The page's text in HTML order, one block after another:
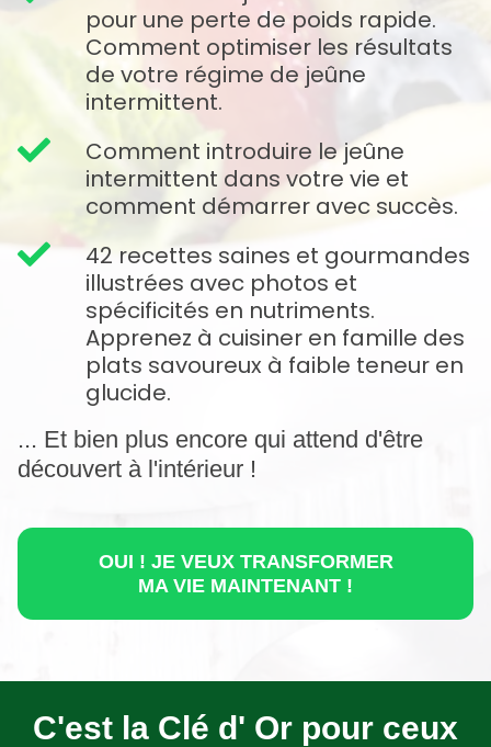
pour une perte de poids rapide.
Comment optimiser les résultats
de votre régime de jeûne
intermittent.
Comment introduire le jeûne
intermittent dans votre vie et
comment démarrer avec succès.
42 recettes saines et gourmandes
illustrées avec photos et
spécificités en nutriments.
Apprenez à cuisiner en famille des
plats savoureux à faible teneur en
glucide.
... Et bien plus encore qui attend d'être
découvert à l'intérieur !
OUI ! JE VEUX TRANSFORMER
MA VIE MAINTENANT !
C'est la Clé d' Or pour ceux